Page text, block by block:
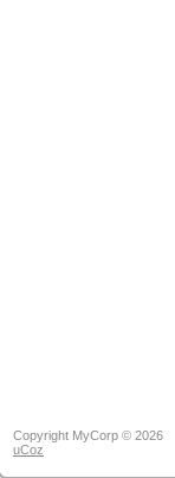
Copyright MyCorp © 2026
uCoz